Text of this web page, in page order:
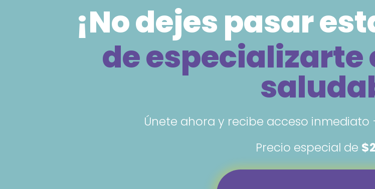
¡No dejes pasar
de
Únete ahora y recibe acceso
Precio especial de